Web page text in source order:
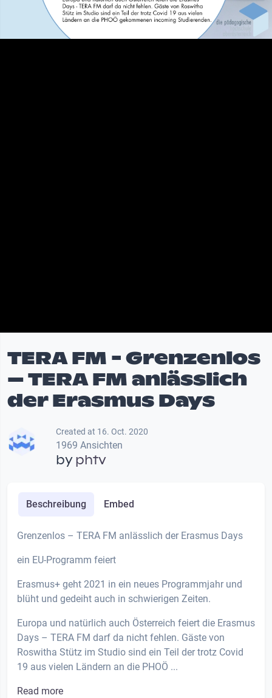
TERA FM - Grenzenlos
– TERA FM anlässlich
der Erasmus Days
Created at 16. Oct. 2020
1969 Ansichten
byphtv
Beschreibung Embed
Grenzenlos – TERA FM anlässlich der Erasmus Days
ein EU-Programm feiert
Erasmus+ geht 2021 in ein neues Programmjahr und
blüht und gedeiht auch in schwierigen Zeiten.
Europa und natürlich auch Österreich feiert die Erasmus
Days – TERA FM darf da nicht fehlen. Gäste von
Roswitha Stütz im Studio sind ein Teil der trotz Covid
19 aus vielen Ländern an die PHOÖ ...
Read more